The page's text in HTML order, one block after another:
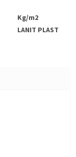
kg/m2
LANIT PLAST